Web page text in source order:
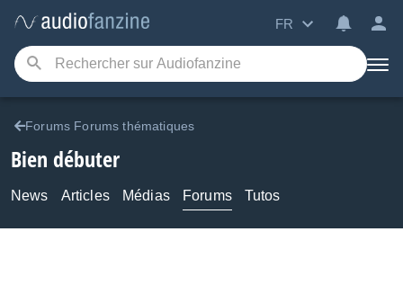
FR
Forums Forums thématiques
Bien débuter
News Articles Médias Forums Tutos